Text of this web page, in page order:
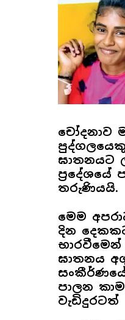
චෝදනාව
ඝාතනයට
ප්‍රදේශයේ
තරුණියයි.
මෙම
දින
ඝාතනය
පාලන